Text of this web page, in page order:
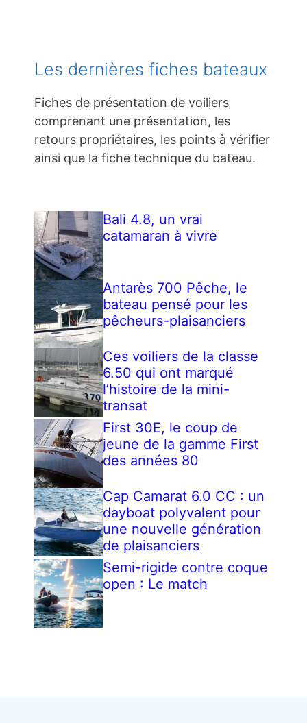
Les dernières fiches bateaux
Fiches de présentation de voiliers
comprenant une présentation, les
retours propriétaires, les points à vérifier
ainsi que la fiche technique du bateau.
Bali 4.8, un vrai
catamaran à vivre
Antarès 700 Pêche, le
bateau pensé pour les
pêcheurs-plaisanciers
Ces voiliers de la classe
6.50 qui ont marqué
l’histoire de la mini-
transat
First 30E, le coup de
jeune de la gamme First
des années 80
Cap Camarat 6.0 CC : un
dayboat polyvalent pour
une nouvelle génération
de plaisanciers
Semi-rigide contre coque
open : Le match